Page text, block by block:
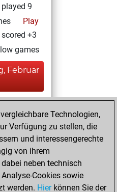
played 9
Play
+3
games
Februar
of 12
Fritz
new Elo
Technologien,
Verfügung zu stellen, die
und interessengerechte
von ihrem
neben technisch
Cookies sowie
werden. Hierkönnen Sie der